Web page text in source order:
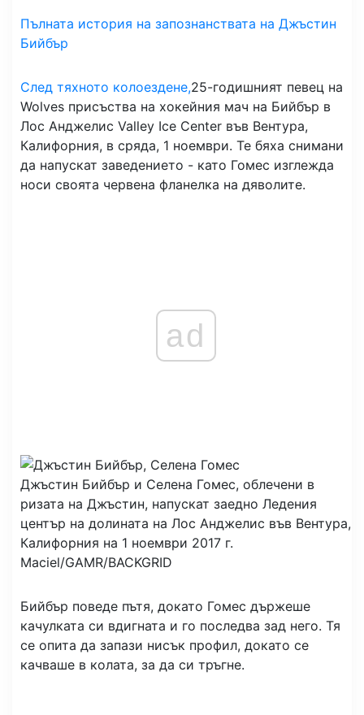
Пълната история на запознанствата на Джъстин
Бийбър
След тяхното колоездене,25-годишният певец на
Wolves присъства на хокейния мач на Бийбър в
Лос Анджелис Valley Ice Center във Вентура,
Калифорния, в сряда, 1 ноември. Те бяха снимани
да напускат заведението - като Гомес изглежда
носи своята червена фланелка на дяволите.
ad
Джъстин Бийбър и Селена Гомес, облечени в
ризата на Джъстин, напускат заедно Ледения
център на долината на Лос Анджелис във Вентура,
Калифорния на 1 ноември 2017 г.
Maciel/GAMR/BACKGRID
Бийбър поведе пътя, докато Гомес държеше
качулката си вдигната и го последва зад него. Тя
се опита да запази нисък профил, докато се
качваше в колата, за да си тръгне.